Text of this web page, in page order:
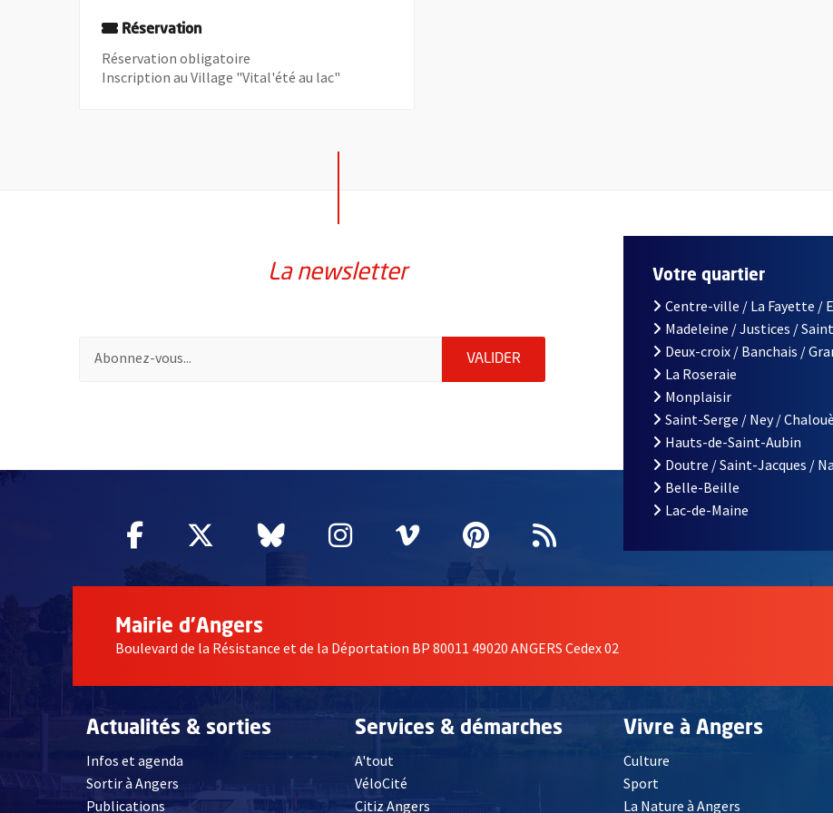
Réservation
Réservation obligatoire
Inscription au Village "Vital'été au lac"
La newsletter
Pour vous inscrire à la lettre d'information de la ville d'Angers, indiquez votre email (champ obligatoire)
VALIDER ENVOYER MA DEMANDE D'INSCRIPTION À LA
Facebook
, Ouvre une nouvelle fenêtre
Twitter
, Ouvre une nouvelle fenêtre
Bluesky
, Ouvre une nouvelle fenêtre
Instagram
, Ouvre une nouvelle fenêtre
Vimeo
, Ouvre une nouvelle fenêtre
Pinterest
, Ouvre une nouvelle fenêtre
Flux RSS
Votre quartier
Centre-ville / La Fayette /
Madeleine / Justices /
Deux-croix / Banchais /
La Roseraie
Monplaisir
Saint-Serge / Ney /
Hauts-de-Saint-Aubin
Doutre / Saint-Jacques /
Belle-Beille
Lac-de-Maine
Mairie d'Angers
Boulevard de la Résistance et de la Déportation BP 80011 49020 ANGERS Cedex 02
Actualités & sorties
Infos et agenda
Sortir à Angers
Publications
Services & démarches
A'tout
VéloCité
Citiz Angers , Ouvre une nouvelle fenêtre
Vivre à Angers
Culture
Sport
La Nature à Angers